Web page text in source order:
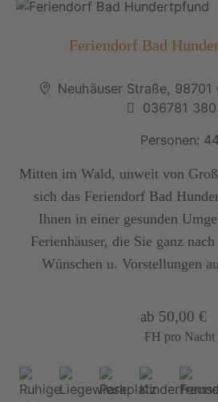
Feriendorf Bad
Neuhäuser Straße,
036781
Personen: 44
Mitten im Wald, unweit von
sich das Feriendorf Bad
Ihnen in einer gesunden
Ferienhäuser, die Sie ganz
Wünschen u. Vorstellungen
ab 50,00 €
FH pro Nacht